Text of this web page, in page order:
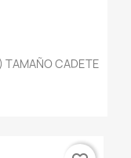
TAMAÑO CADETE